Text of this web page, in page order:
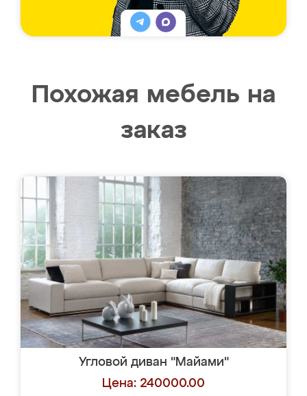
Похожая мебель на
заказ
Угловой диван "Майами"
Цена: 240000.00